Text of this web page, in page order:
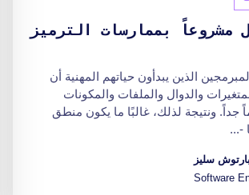
مشروعاً بممارسات الترميز
الذين يبدأون حياتهم المهنية أن
والدوال والملفات والمكونات
جداً. ونتيجة لذلك، غالبًا ما يكون منطق
-...
بارتوش سليز
Software